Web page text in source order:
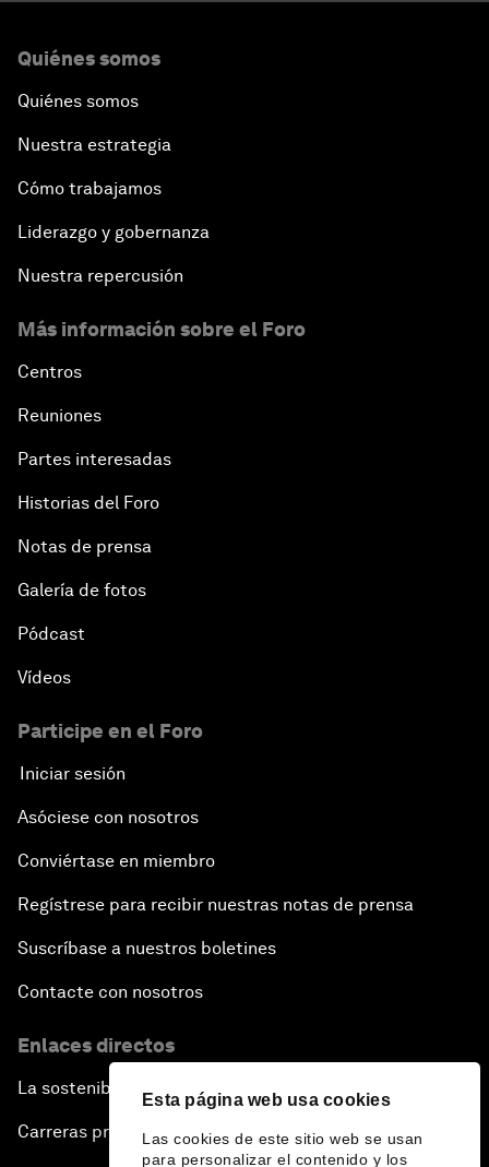
Esta página web usa cookies
Las cookies de este sitio web se usan
para personalizar el contenido y los
Quiénes somos
Quiénes somos
Nuestra estrategia
Cómo trabajamos
Liderazgo y gobernanza
Nuestra repercusión
Más información sobre el Foro
Centros
Reuniones
Partes interesadas
Historias del Foro
Notas de prensa
Galería de fotos
Pódcast
Vídeos
Participe en el Foro
Iniciar sesión
Asóciese con nosotros
Conviértase en miembro
Regístrese para recibir nuestras notas de prensa
Suscríbase a nuestros boletines
Contacte con nosotros
Enlaces directos
La sostenibilidad en el Foro
Carreras profesionales